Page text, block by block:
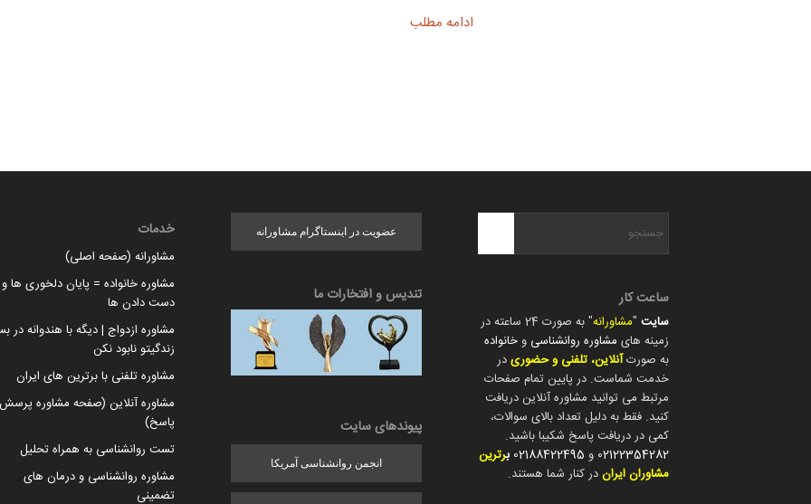
ادامه مطلب
ساعت کار
سایت "مشاورانه
" به صورت 24 ساعته در
زمینه های مشاوره روانشناسی و خانواده
به صورتآنلاین، تلفنی و حضوریدر
خدمت شماست. در پایین تمام صفحات
مرتبط می توانید مشاوره آنلاین دریافت
کنید. فقط به دلیل تعداد بالای سوالات،
کمی در دریافت پاسخ شکیبا باشید.
02122354282 و 02188422495 برترین
مشاوران ایراندر کنار شما هستند.
عضویت در اینستاگرام مشاورانه
تندیس و افتخارات ما
پیوندهای سایت
انجمن روانشناسی آمریکا
خدمات
مشاورانه (صفحه اصلی)
مشاوره خانواده = پایان دلخوری ها و
دست دادن ها
مشاوره ازدواج | دیگه با هندوانه در
زندگیتو نابود نکن
مشاوره تلفنی با برترین های ایران
مشاوره آنلاین (صفحه مشاوره
پاسخ)
تست روانشناسی به همراه تحلیل
مشاوره روانشناسی و درمان های
تضمینی